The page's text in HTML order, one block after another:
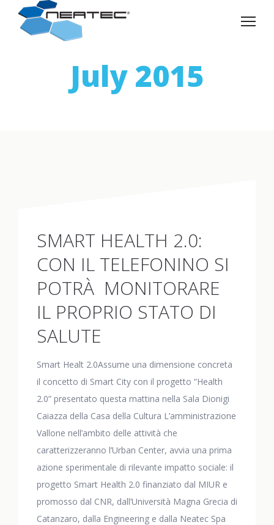
July 2015
SMART HEALTH 2.0:
CON IL TELEFONINO SI
POTRÀ MONITORARE
IL PROPRIO STATO DI
SALUTE
Smart Healt 2.0Assume una dimensione concreta
il concetto di Smart City con il progetto “Health
2.0” presentato questa mattina nella Sala Dionigi
Caiazza della Casa della Cultura L’amministrazione
Vallone nell’ambito delle attività che
caratterizzeranno l’Urban Center, avvia una prima
azione sperimentale di rilevante impatto sociale: il
progetto Smart Health 2.0 finanziato dal MIUR e
promosso dal CNR, dall’Università Magna Grecia di
Catanzaro, dalla Engineering e dalla Neatec Spa